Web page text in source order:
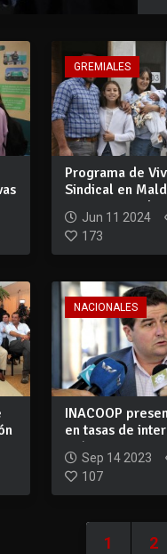
GREMIALES
Programa de
Sindical en
inauguraron dos...
Jun 11 2024
173
NACIONALES
INACOOP
en tasas de
préstamos...
Sep 14 2023
107
1 2